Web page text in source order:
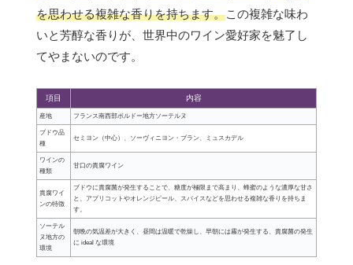
を思わせる複雑な香りを持ちます。この複雑な味わ
いと芳醇な香りが、世界中のワイン愛好家を魅了し
てやまないのです。
項目 内容
産地 フランス南西部ボルドー地方ソーテルヌ
ブドウ品
種
セミヨン（中心）、ソーヴィニヨン・ブラン、ミュスカデル
ワインの
種類
甘口の貴腐ワイン
貴腐ワイ
ンの特徴
ブドウに貴腐菌が発生することで、糖度が極限まで高まり、蜂蜜のような濃厚な甘さ
と、アプリコットやオレンジピール、スパイスなどを思わせる複雑な香りを持ちま
す。
ソーテル
ヌ地方の
環境
朝晩の気温差が大きく、昼間は温暖で乾燥し、早朝には霧が発生する、貴腐菌の発生
に ideal な環境